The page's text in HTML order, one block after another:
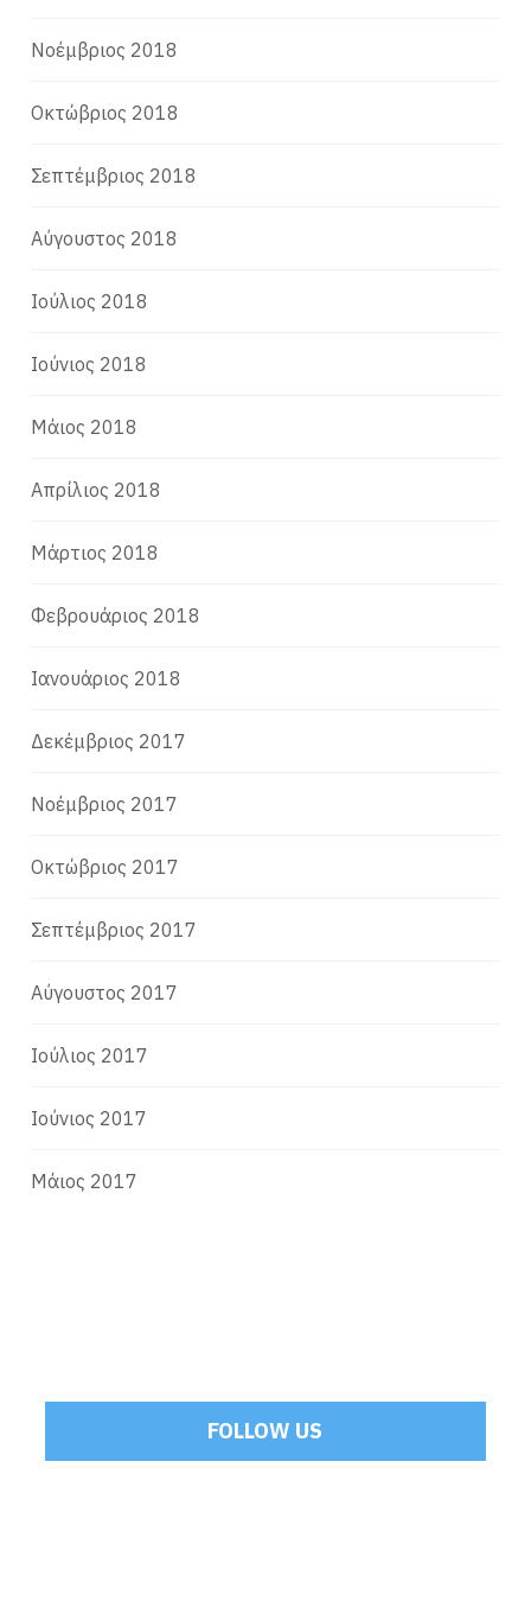
Νοέμβριος 2018
Οκτώβριος 2018
Σεπτέμβριος 2018
Αύγουστος 2018
Ιούλιος 2018
Ιούνιος 2018
Μάιος 2018
Απρίλιος 2018
Μάρτιος 2018
Φεβρουάριος 2018
Ιανουάριος 2018
Δεκέμβριος 2017
Νοέμβριος 2017
Οκτώβριος 2017
Σεπτέμβριος 2017
Αύγουστος 2017
Ιούλιος 2017
Ιούνιος 2017
Μάιος 2017
FOLLOW US